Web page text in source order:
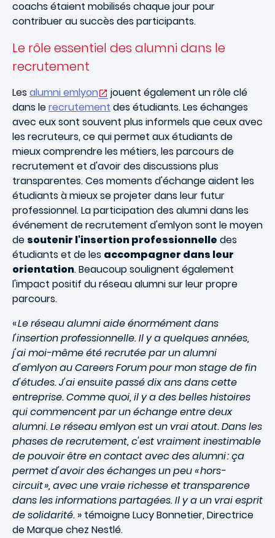
coachs étaient mobilisés chaque jour pour
contribuer au succès des participants.
Le rôle essentiel des alumni dans le
recrutement
Lesalumni emlyon
jouent également un rôle clé
dans lerecrutement des étudiants. Les échanges
avec eux sont souvent plus informels que ceux avec
les recruteurs, ce qui permet aux étudiants de
mieux comprendre les métiers, les parcours de
recrutement et d'avoir des discussions plus
transparentes. Ces moments d'échange aident les
étudiants à mieux se projeter dans leur futur
professionnel. La participation des alumni dans les
événement de recrutement d'emlyon sont le moyen
de soutenir l'insertion professionnelle des
étudiants et de les accompagner dans leur
orientation. Beaucoup soulignent également
l'impact positif du réseau alumni sur leur propre
parcours.
«Le réseau alumni aide énormément dans
l'insertion professionnelle. Il y a quelques années,
j'ai moi-même été recrutée par un alumni
d'emlyon au Careers Forum pour mon stage de fin
d'études. J'ai ensuite passé dix ans dans cette
entreprise. Comme quoi, il y a des belles histoires
qui commencent par un échange entre deux
alumni. Le réseau emlyon est un vrai atout. Dans les
phases de recrutement, c'est vraiment inestimable
de pouvoir être en contact avec des alumni : ça
permet d'avoir des échanges un peu « hors-
circuit », avec une vraie richesse et transparence
dans les informations partagées. Il y a un vrai esprit
de solidarité. » témoigne Lucy Bonnetier, Directrice
de Marque chez Nestlé.